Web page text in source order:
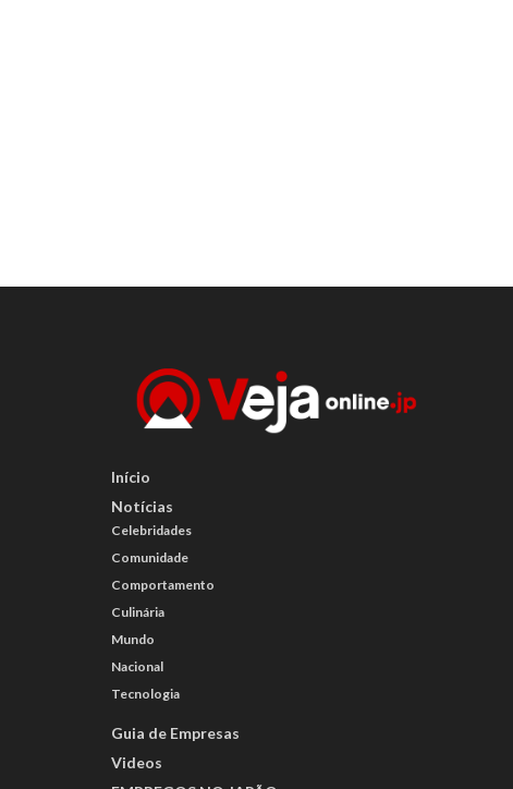
Início
Notícias
Celebridades
Comunidade
Comportamento
Culinária
Mundo
Nacional
Tecnologia
Guia de Empresas
Videos